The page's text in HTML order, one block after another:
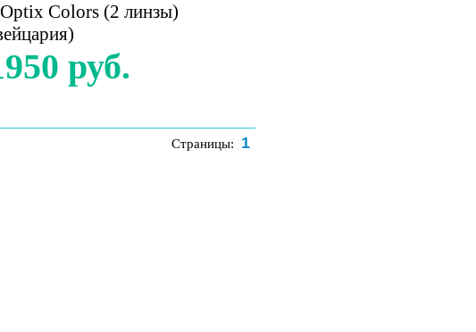
Colors (2 линзы)
руб.
Страницы: 1